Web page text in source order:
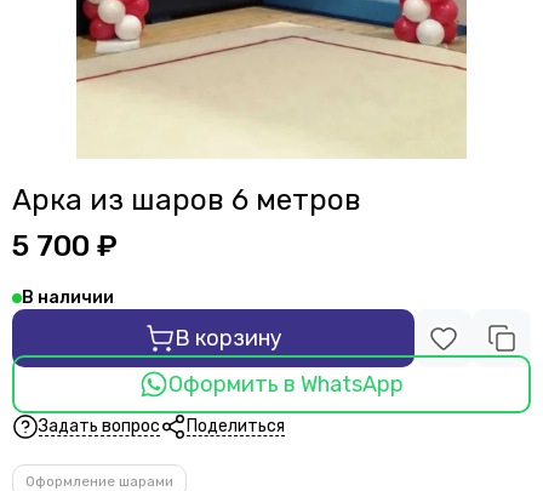
Арка из шаров 6 метров
5 700 ₽
В наличии
В корзину
Оформить в WhatsApp
Задать вопрос Поделиться
Оформление шарами